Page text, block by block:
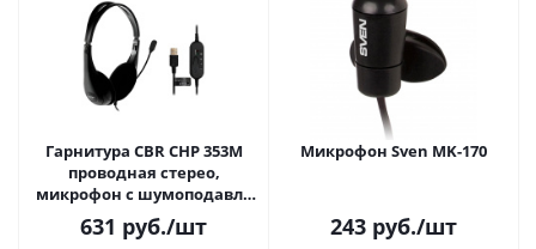
Гарнитура CBR CHP 353M
проводная стерео,
микрофон с шумоподавл.,
накл. наушники, USB,
кнопка выкл. микрофона,
631 руб./шт
Микрофон Sven MK-170
243 руб./шт